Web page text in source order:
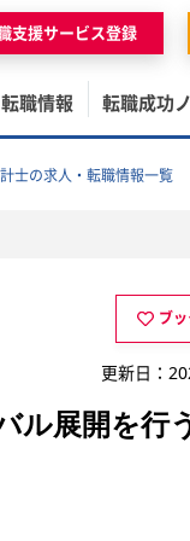
職情報 転職成功
支援サービス登録
士の求人・転職情報一覧
ブ
更新日：
ル展開を行